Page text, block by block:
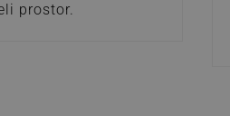
prostor.